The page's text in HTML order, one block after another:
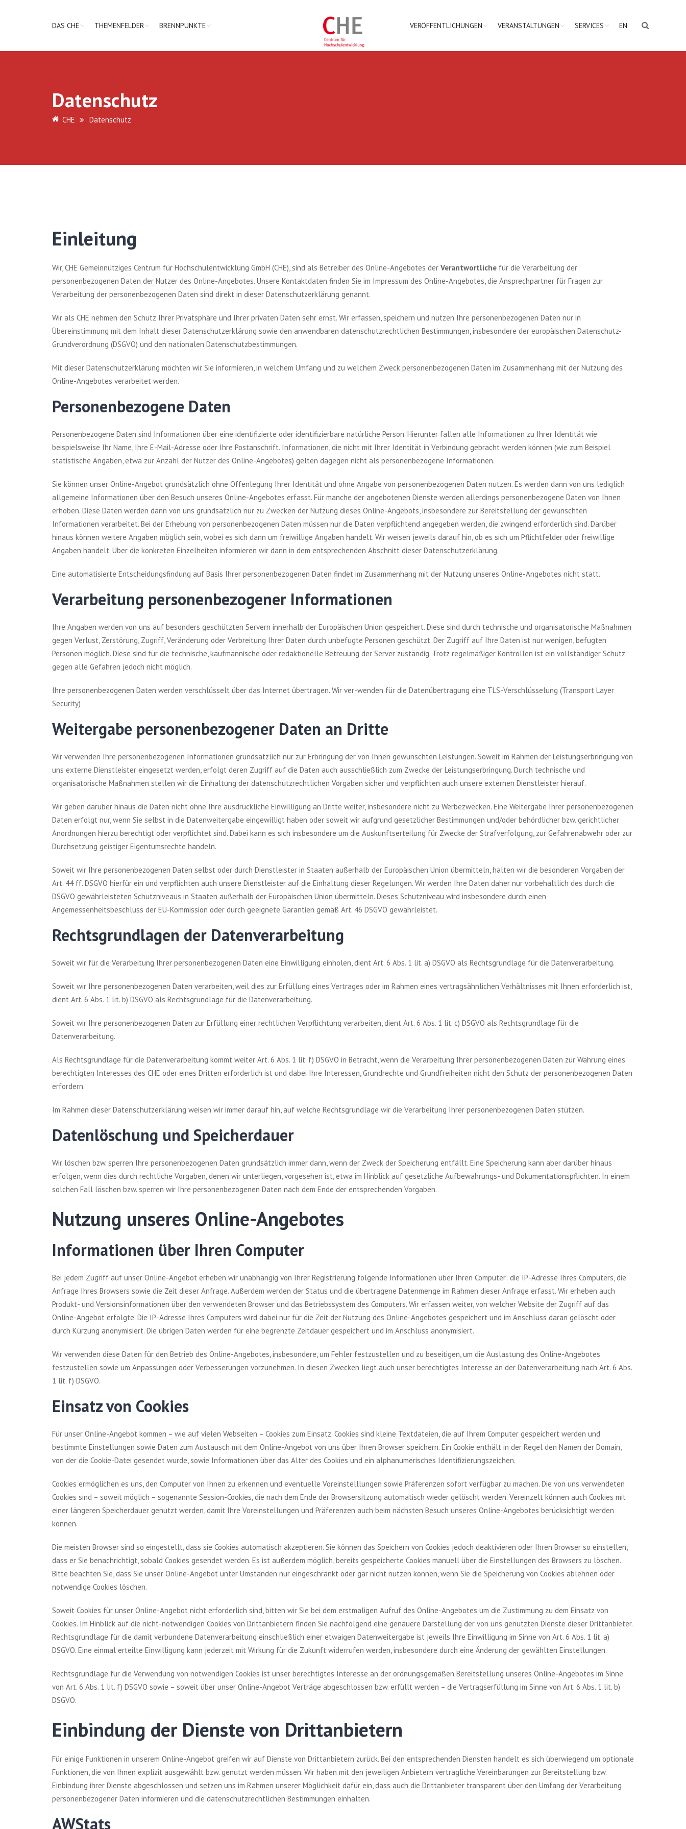
DAS CHE THEMENFELDER BRENNPUNKTE VERÖFFENTLICHUNGEN VERANSTALTUNGEN SERVICES EN
Datenschutz
CHE Datenschutz
Einleitung
Wir, CHE Gemeinnütziges Centrum für Hochschulentwicklung GmbH (CHE), sind als Betreiber des Online-Angebotes der Verantwortliche für die Verarbeitung der
personenbezogenen Daten der Nutzer des Online-Angebotes. Unsere Kontaktdaten finden Sie im Impressum des Online-Angebotes, die Ansprechpartner für Fragen zur
Verarbeitung der personenbezogenen Daten sind direkt in dieser Datenschutzerklärung genannt.
Wir als CHE nehmen den Schutz Ihrer Privatsphäre und Ihrer privaten Daten sehr ernst. Wir erfassen, speichern und nutzen Ihre personenbezogenen Daten nur in
Übereinstimmung mit dem Inhalt dieser Datenschutzerklärung sowie den anwendbaren datenschutzrechtlichen Bestimmungen, insbesondere der europäischen Datenschutz-
Grundverordnung (DSGVO) und den nationalen Datenschutzbestimmungen.
Mit dieser Datenschutzerklärung möchten wir Sie informieren, in welchem Umfang und zu welchem Zweck personenbezogenen Daten im Zusammenhang mit der Nutzung des
Online-Angebotes verarbeitet werden.
Personenbezogene Daten
Personenbezogene Daten sind Informationen über eine identifizierte oder identifizierbare natürliche Person. Hierunter fallen alle Informationen zu Ihrer Identität wie
beispielsweise Ihr Name, Ihre E-Mail-Adresse oder Ihre Postanschrift. Informationen, die nicht mit Ihrer Identität in Verbindung gebracht werden können (wie zum Beispiel
statistische Angaben, etwa zur Anzahl der Nutzer des Online-Angebotes) gelten dagegen nicht als personenbezogene Informationen.
Sie können unser Online-Angebot grundsätzlich ohne Offenlegung Ihrer Identität und ohne Angabe von personenbezogenen Daten nutzen. Es werden dann von uns lediglich
allgemeine Informationen über den Besuch unseres Online-Angebotes erfasst. Für manche der angebotenen Dienste werden allerdings personenbezogene Daten von Ihnen
erhoben. Diese Daten werden dann von uns grundsätzlich nur zu Zwecken der Nutzung dieses Online-Angebots, insbesondere zur Bereitstellung der gewünschten
Informationen verarbeitet. Bei der Erhebung von personenbezogenen Daten müssen nur die Daten verpflichtend angegeben werden, die zwingend erforderlich sind. Darüber
hinaus können weitere Angaben möglich sein, wobei es sich dann um freiwillige Angaben handelt. Wir weisen jeweils darauf hin, ob es sich um Pflichtfelder oder freiwillige
Angaben handelt. Über die konkreten Einzelheiten informieren wir dann in dem entsprechenden Abschnitt dieser Datenschutzerklärung.
Eine automatisierte Entscheidungsfindung auf Basis Ihrer personenbezogenen Daten findet im Zusammenhang mit der Nutzung unseres Online-Angebotes nicht statt.
Verarbeitung personenbezogener Informationen
Ihre Angaben werden von uns auf besonders geschützten Servern innerhalb der Europäischen Union gespeichert. Diese sind durch technische und organisatorische Maßnahmen
gegen Verlust, Zerstörung, Zugriff, Veränderung oder Verbreitung Ihrer Daten durch unbefugte Personen geschützt. Der Zugriff auf Ihre Daten ist nur wenigen, befugten
Personen möglich. Diese sind für die technische, kaufmännische oder redaktionelle Betreuung der Server zuständig. Trotz regelmäßiger Kontrollen ist ein vollständiger Schutz
gegen alle Gefahren jedoch nicht möglich.
Ihre personenbezogenen Daten werden verschlüsselt über das Internet übertragen. Wir ver-wenden für die Datenübertragung eine TLS-Verschlüsselung (Transport Layer
Security)
Weitergabe personenbezogener Daten an Dritte
Wir verwenden Ihre personenbezogenen Informationen grundsätzlich nur zur Erbringung der von Ihnen gewünschten Leistungen. Soweit im Rahmen der Leistungserbringung von
uns externe Dienstleister eingesetzt werden, erfolgt deren Zugriff auf die Daten auch ausschließlich zum Zwecke der Leistungserbringung. Durch technische und
organisatorische Maßnahmen stellen wir die Einhaltung der datenschutzrechtlichen Vorgaben sicher und verpflichten auch unsere externen Dienstleister hierauf.
Wir geben darüber hinaus die Daten nicht ohne Ihre ausdrückliche Einwilligung an Dritte weiter, insbesondere nicht zu Werbezwecken. Eine Weitergabe Ihrer personenbezogenen
Daten erfolgt nur, wenn Sie selbst in die Datenweitergabe eingewilligt haben oder soweit wir aufgrund gesetzlicher Bestimmungen und/oder behördlicher bzw. gerichtlicher
Anordnungen hierzu berechtigt oder verpflichtet sind. Dabei kann es sich insbesondere um die Auskunftserteilung für Zwecke der Strafverfolgung, zur Gefahrenabwehr oder zur
Durchsetzung geistiger Eigentumsrechte handeln.
Soweit wir Ihre personenbezogenen Daten selbst oder durch Dienstleister in Staaten außerhalb der Europäischen Union übermitteln, halten wir die besonderen Vorgaben der
Art. 44 ff. DSGVO hierfür ein und verpflichten auch unsere Dienstleister auf die Einhaltung dieser Regelungen. Wir werden Ihre Daten daher nur vorbehaltlich des durch die
DSGVO gewährleisteten Schutzniveaus in Staaten außerhalb der Europäischen Union übermitteln. Dieses Schutzniveau wird insbesondere durch einen
Angemessenheitsbeschluss der EU-Kommission oder durch geeignete Garantien gemäß Art. 46 DSGVO gewährleistet.
Rechtsgrundlagen der Datenverarbeitung
Soweit wir für die Verarbeitung Ihrer personenbezogenen Daten eine Einwilligung einholen, dient Art. 6 Abs. 1 lit. a) DSGVO als Rechtsgrundlage für die Datenverarbeitung.
Soweit wir Ihre personenbezogenen Daten verarbeiten, weil dies zur Erfüllung eines Vertrages oder im Rahmen eines vertragsähnlichen Verhältnisses mit Ihnen erforderlich ist,
dient Art. 6 Abs. 1 lit. b) DSGVO als Rechtsgrundlage für die Datenverarbeitung.
Soweit wir Ihre personenbezogenen Daten zur Erfüllung einer rechtlichen Verpflichtung verarbeiten, dient Art. 6 Abs. 1 lit. c) DSGVO als Rechtsgrundlage für die
Datenverarbeitung.
Als Rechtsgrundlage für die Datenverarbeitung kommt weiter Art. 6 Abs. 1 lit. f) DSGVO in Betracht, wenn die Verarbeitung Ihrer personenbezogenen Daten zur Wahrung eines
berechtigten Interesses des CHE oder eines Dritten erforderlich ist und dabei Ihre Interessen, Grundrechte und Grundfreiheiten nicht den Schutz der personenbezogenen Daten
erfordern.
Im Rahmen dieser Datenschutzerklärung weisen wir immer darauf hin, auf welche Rechtsgrundlage wir die Verarbeitung Ihrer personenbezogenen Daten stützen.
Datenlöschung und Speicherdauer
Wir löschen bzw. sperren Ihre personenbezogenen Daten grundsätzlich immer dann, wenn der Zweck der Speicherung entfällt. Eine Speicherung kann aber darüber hinaus
erfolgen, wenn dies durch rechtliche Vorgaben, denen wir unterliegen, vorgesehen ist, etwa im Hinblick auf gesetzliche Aufbewahrungs- und Dokumentationspflichten. In einem
solchen Fall löschen bzw. sperren wir Ihre personenbezogenen Daten nach dem Ende der entsprechenden Vorgaben.
Nutzung unseres Online-Angebotes
Informationen über Ihren Computer
Bei jedem Zugriff auf unser Online-Angebot erheben wir unabhängig von Ihrer Registrierung folgende Informationen über Ihren Computer: die IP-Adresse Ihres Computers, die
Anfrage Ihres Browsers sowie die Zeit dieser Anfrage. Außerdem werden der Status und die übertragene Datenmenge im Rahmen dieser Anfrage erfasst. Wir erheben auch
Produkt- und Versionsinformationen über den verwendeten Browser und das Betriebssystem des Computers. Wir erfassen weiter, von welcher Website der Zugriff auf das
Online-Angebot erfolgte. Die IP-Adresse Ihres Computers wird dabei nur für die Zeit der Nutzung des Online-Angebotes gespeichert und im Anschluss daran gelöscht oder
durch Kürzung anonymisiert. Die übrigen Daten werden für eine begrenzte Zeitdauer gespeichert und im Anschluss anonymisiert.
Wir verwenden diese Daten für den Betrieb des Online-Angebotes, insbesondere, um Fehler festzustellen und zu beseitigen, um die Auslastung des Online-Angebotes
festzustellen sowie um Anpassungen oder Verbesserungen vorzunehmen. In diesen Zwecken liegt auch unser berechtigtes Interesse an der Datenverarbeitung nach Art. 6 Abs.
1 lit. f) DSGVO.
Einsatz von Cookies
Für unser Online-Angebot kommen – wie auf vielen Webseiten – Cookies zum Einsatz. Cookies sind kleine Textdateien, die auf Ihrem Computer gespeichert werden und
bestimmte Einstellungen sowie Daten zum Austausch mit dem Online-Angebot von uns über Ihren Browser speichern. Ein Cookie enthält in der Regel den Namen der Domain,
von der die Cookie-Datei gesendet wurde, sowie Informationen über das Alter des Cookies und ein alphanumerisches Identifizierungszeichen.
Cookies ermöglichen es uns, den Computer von Ihnen zu erkennen und eventuelle Voreinstelllungen sowie Präferenzen sofort verfügbar zu machen. Die von uns verwendeten
Cookies sind – soweit möglich – sogenannte Session-Cookies, die nach dem Ende der Browsersitzung automatisch wieder gelöscht werden. Vereinzelt können auch Cookies mit
einer längeren Speicherdauer genutzt werden, damit Ihre Voreinstellungen und Präferenzen auch beim nächsten Besuch unseres Online-Angebotes berücksichtigt werden
können.
Die meisten Browser sind so eingestellt, dass sie Cookies automatisch akzeptieren. Sie können das Speichern von Cookies jedoch deaktivieren oder Ihren Browser so einstellen,
dass er Sie benachrichtigt, sobald Cookies gesendet werden. Es ist außerdem möglich, bereits gespeicherte Cookies manuell über die Einstellungen des Browsers zu löschen.
Bitte beachten Sie, dass Sie unser Online-Angebot unter Umständen nur eingeschränkt oder gar nicht nutzen können, wenn Sie die Speicherung von Cookies ablehnen oder
notwendige Cookies löschen.
Soweit Cookies für unser Online-Angebot nicht erforderlich sind, bitten wir Sie bei dem erstmaligen Aufruf des Online-Angebotes um die Zustimmung zu dem Einsatz von
Cookies. Im Hinblick auf die nicht-notwendigen Cookies von Drittanbietern finden Sie nachfolgend eine genauere Darstellung der von uns genutzten Dienste dieser Drittanbieter.
Rechtsgrundlage für die damit verbundene Datenverarbeitung einschließlich einer etwaigen Datenweitergabe ist jeweils Ihre Einwilligung im Sinne von Art. 6 Abs. 1 lit. a)
DSGVO. Eine einmal erteilte Einwilligung kann jederzeit mit Wirkung für die Zukunft widerrufen werden, insbesondere durch eine Änderung der gewählten Einstellungen.
Rechtsgrundlage für die Verwendung von notwendigen Cookies ist unser berechtigtes Interesse an der ordnungsgemäßen Bereitstellung unseres Online-Angebotes im Sinne
von Art. 6 Abs. 1 lit. f) DSGVO sowie – soweit über unser Online-Angebot Verträge abgeschlossen bzw. erfüllt werden – die Vertragserfüllung im Sinne von Art. 6 Abs. 1 lit. b)
DSGVO.
Einbindung der Dienste von Drittanbietern
Für einige Funktionen in unserem Online-Angebot greifen wir auf Dienste von Drittanbietern zurück. Bei den entsprechenden Diensten handelt es sich überwiegend um optionale
Funktionen, die von Ihnen explizit ausgewählt bzw. genutzt werden müssen. Wir haben mit den jeweiligen Anbietern vertragliche Vereinbarungen zur Bereitstellung bzw.
Einbindung ihrer Dienste abgeschlossen und setzen uns im Rahmen unserer Möglichkeit dafür ein, dass auch die Drittanbieter transparent über den Umfang der Verarbeitung
personenbezogener Daten informieren und die datenschutzrechtlichen Bestimmungen einhalten.
AWStats